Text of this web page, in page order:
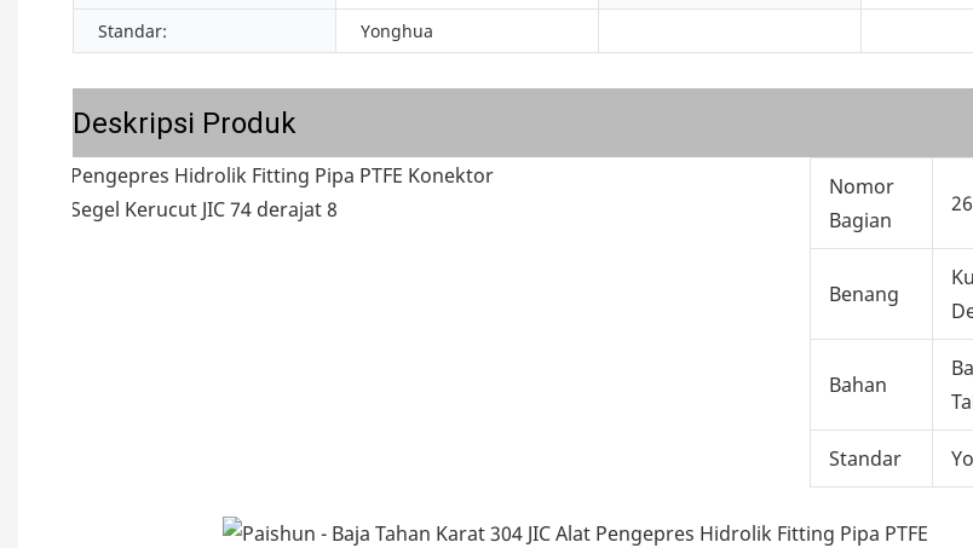
Standar:
Yonghua
Deskripsi Produk
Nomor
Bagian
Benang
Bahan
Standar